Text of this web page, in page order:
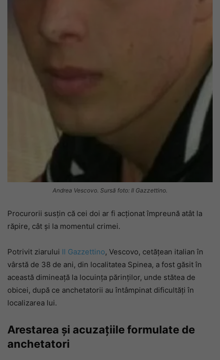
Andrea Vescovo. Sursă foto: Il Gazzettino.
Procurorii susțin că cei doi ar fi acționat împreună atât la
răpire, cât și la momentul crimei.
Potrivit ziarului Il Gazzettino, Vescovo, cetățean italian în
vârstă de 38 de ani, din localitatea Spinea, a fost găsit în
această dimineață la locuința părinților, unde stătea de
obicei, după ce anchetatorii au întâmpinat dificultăți în
localizarea lui.
Arestarea și acuzațiile formulate de
anchetatori